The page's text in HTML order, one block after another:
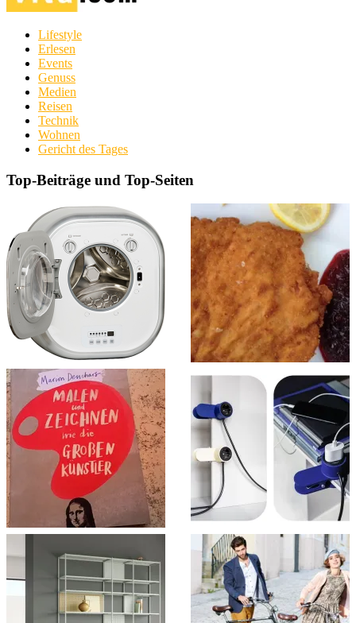
Lifestyle
Erlesen
Events
Genuss
Medien
Reisen
Technik
Wohnen
Gericht des Tages
Top-Beiträge und Top-Seiten